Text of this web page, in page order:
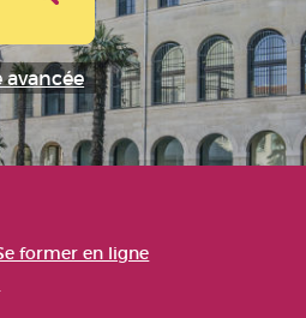
avancée
former en ligne